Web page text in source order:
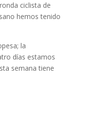
ciclista de
hemos tenido
la
días estamos
semana tiene